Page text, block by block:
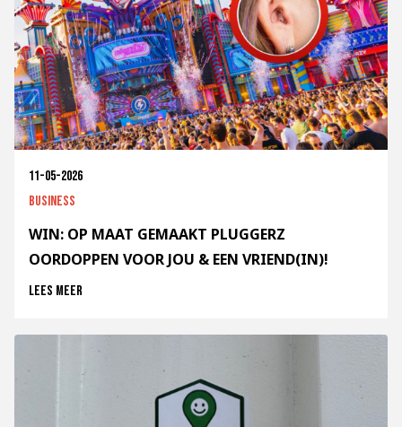
11-05-2026
Business
WIN: OP MAAT GEMAAKT PLUGGERZ
OORDOPPEN VOOR JOU & EEN VRIEND(IN)!
Lees meer